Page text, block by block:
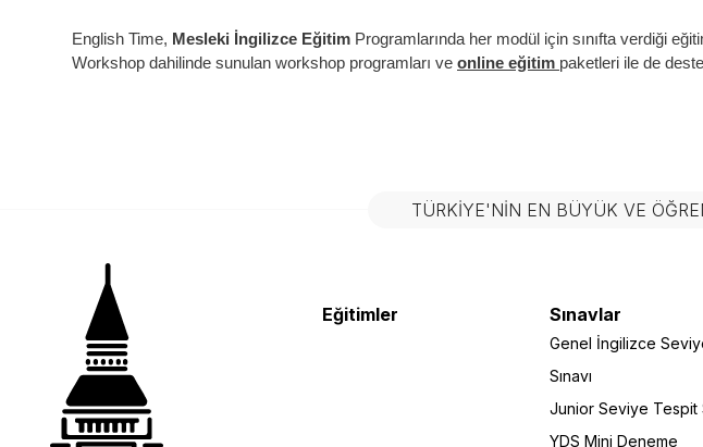
English Time, Mesleki İngilizce Eğitim Programlarında her modül için sınıfta verdiği
Workshop dahilinde sunulan workshop programları ve online eğitim paketleri ile de
TÜRKIYE'NIN EN BÜYÜK VE
Eğitimler Sınavlar
Genel İngilizce
Sınavı
Junior Seviye Tespit
YDS Mini Deneme